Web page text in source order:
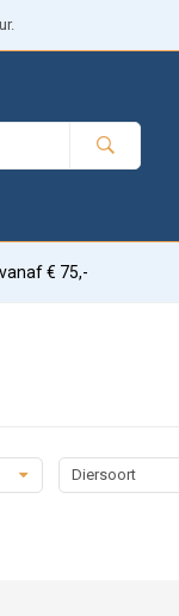
€ 75,-
Diersoort